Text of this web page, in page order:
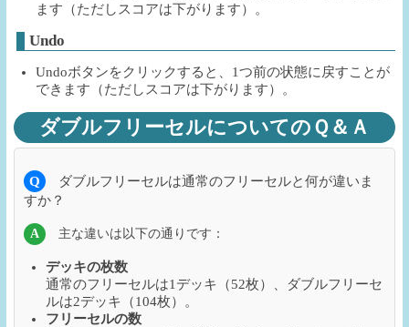
ます（ただしスコアは下がります）。
Undo
Undoボタンをクリックすると、1つ前の状態に戻すことが
できます（ただしスコアは下がります）。
ダブルフリーセルについてのＱ＆Ａ
Q
ダブルフリーセルは通常のフリーセルと何が違いま
すか？
A 主な違いは以下の通りです：
デッキの枚数
通常のフリーセルは1デッキ（52枚）、ダブルフリーセ
ルは2デッキ（104枚）。
フリーセルの数